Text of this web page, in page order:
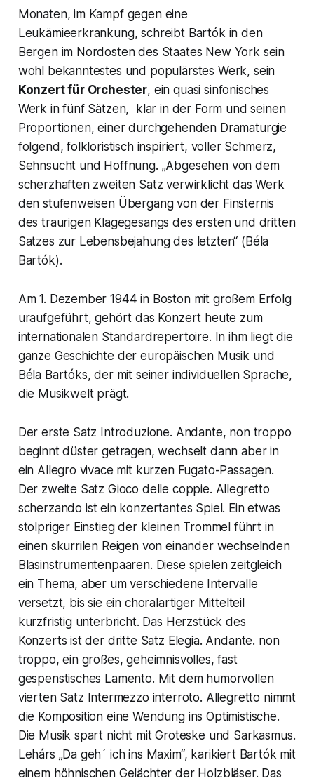
Monaten, im Kampf gegen eine
Leukämieerkrankung, schreibt Bartók in den
Bergen im Nordosten des Staates New York sein
wohl bekanntestes und populärstes Werk, sein
Konzert für Orchester, ein quasi sinfonisches
Werk in fünf Sätzen, klar in der Form und seinen
Proportionen, einer durchgehenden Dramaturgie
folgend, folkloristisch inspiriert, voller Schmerz,
Sehnsucht und Hoffnung. „Abgesehen von dem
scherzhaften zweiten Satz verwirklicht das Werk
den stufenweisen Übergang von der Finsternis
des traurigen Klagegesangs des ersten und dritten
Satzes zur Lebensbejahung des letzten“ (Béla
Bartók).
Am 1. Dezember 1944 in Boston mit großem Erfolg
uraufgeführt, gehört das Konzert heute zum
internationalen Standardrepertoire. In ihm liegt die
ganze Geschichte der europäischen Musik und
Béla Bartóks, der mit seiner individuellen Sprache,
die Musikwelt prägt.
Der erste Satz Introduzione. Andante, non troppo
beginnt düster getragen, wechselt dann aber in
ein Allegro vivace mit kurzen Fugato-Passagen.
Der zweite Satz Gioco delle coppie. Allegretto
scherzando ist ein konzertantes Spiel. Ein etwas
stolpriger Einstieg der kleinen Trommel führt in
einen skurrilen Reigen von einander wechselnden
Blasinstrumentenpaaren. Diese spielen zeitgleich
ein Thema, aber um verschiedene Intervalle
versetzt, bis sie ein choralartiger Mittelteil
kurzfristig unterbricht. Das Herzstück des
Konzerts ist der dritte Satz Elegia. Andante. non
troppo, ein großes, geheimnisvolles, fast
gespenstisches Lamento. Mit dem humorvollen
vierten Satz Intermezzo interroto. Allegretto nimmt
die Komposition eine Wendung ins Optimistische.
Die Musik spart nicht mit Groteske und Sarkasmus.
Lehárs „Da geh´ ich ins Maxim“, karikiert Bartók mit
einem höhnischen Gelächter der Holzbläser. Das